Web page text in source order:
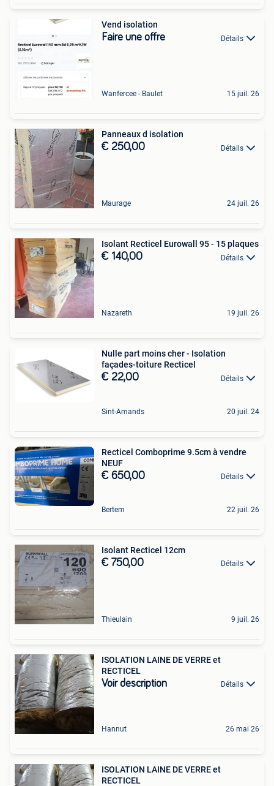
Vend isolation
Faire une offre Détails
Wanfercee - Baulet 15 juil. 26
Panneaux d isolation
€ 250,00 Détails
Maurage 24 juil. 26
Isolant Recticel Eurowall 95 - 15 plaques
€ 140,00 Détails
Nazareth 19 juil. 26
Nulle part moins cher - Isolation
façades-toiture Recticel
€ 22,00 Détails
Sint-Amands 20 juil. 24
Recticel Comboprime 9.5cm à vendre
NEUF
€ 650,00 Détails
Bertem 22 juil. 26
Isolant Recticel 12cm
€ 750,00 Détails
Thieulain 9 juil. 26
ISOLATION LAINE DE VERRE et
RECTICEL
Voir description Détails
Hannut 26 mai 26
ISOLATION LAINE DE VERRE et
RECTICEL